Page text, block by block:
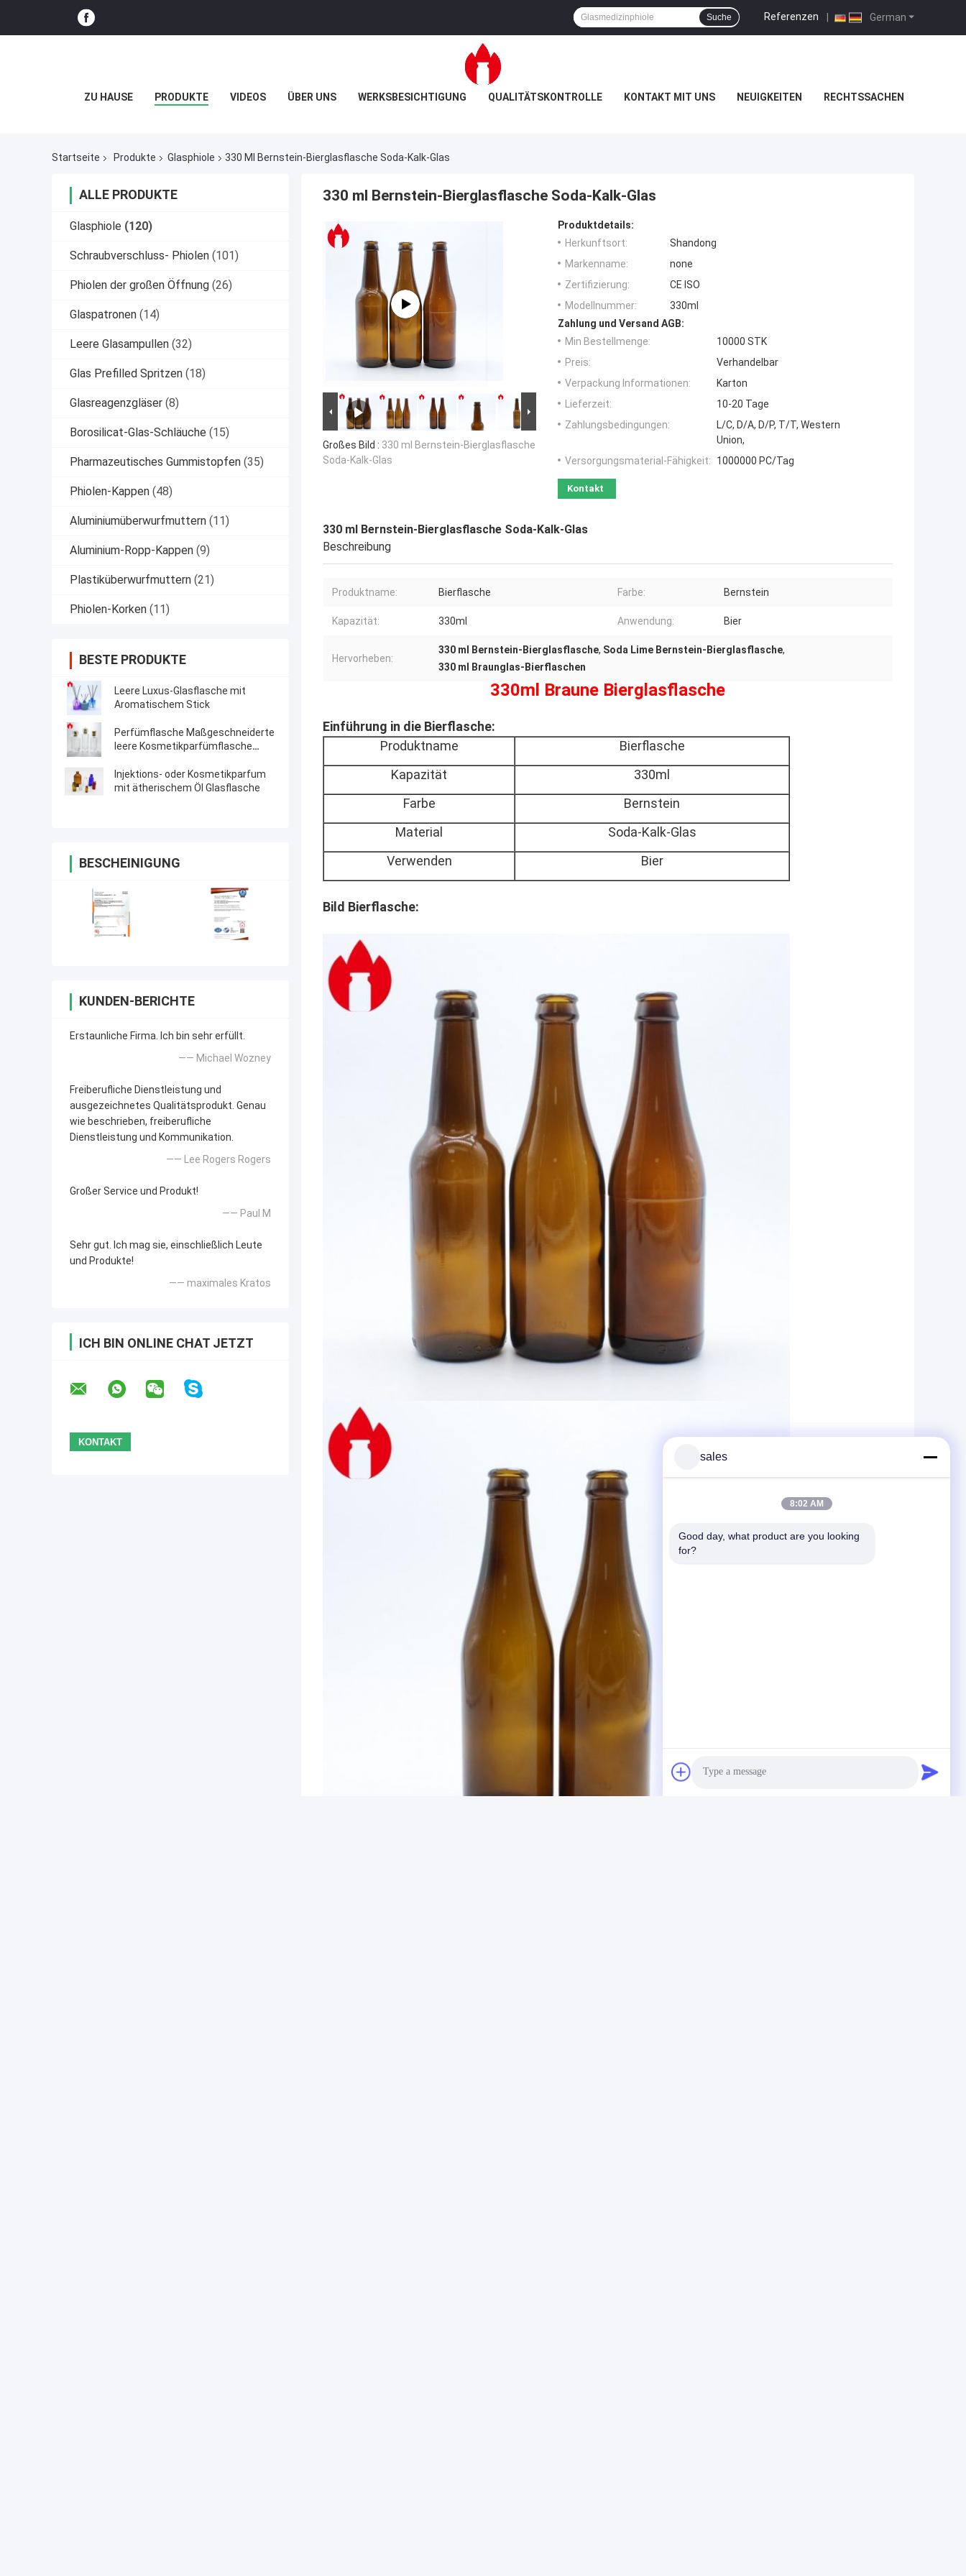
German
Referenzen |
Suche
ZU HAUSE PRODUKTE VIDEOS ÜBER UNS WERKSBESICHTIGUNG QUALITÄTSKONTROLLE KONTAKT MIT UNS NEUIGKEITEN RECHTSSACHEN
Startseite Produkte Glasphiole 330 Ml Bernstein-Bierglasflasche Soda-Kalk-Glas
ALLE PRODUKTE
Glasphiole (120)
Schraubverschluss- Phiolen (101)
Phiolen der großen Öffnung (26)
Glaspatronen (14)
Leere Glasampullen (32)
Glas Prefilled Spritzen (18)
Glasreagenzgläser (8)
Borosilicat-Glas-Schläuche (15)
Pharmazeutisches Gummistopfen (35)
Phiolen-Kappen (48)
Aluminiumüberwurfmuttern (11)
Aluminium-Ropp-Kappen (9)
Plastiküberwurfmuttern (21)
Phiolen-Korken (11)
BESTE PRODUKTE
Leere Luxus-Glasflasche mit
Aromatischem Stick
Perfümflasche Maßgeschneiderte
leere Kosmetikparfümflasche
Injektions- oder Kosmetikparfum
mit ätherischem Öl Glasflasche
BESCHEINIGUNG
KUNDEN-BERICHTE
Erstaunliche Firma. Ich bin sehr erfüllt.
—— Michael Wozney
Freiberufliche Dienstleistung und
ausgezeichnetes Qualitätsprodukt. Genau
wie beschrieben, freiberufliche
Dienstleistung und Kommunikation.
—— Lee Rogers Rogers
Großer Service und Produkt!
—— Paul M
Sehr gut. Ich mag sie, einschließlich Leute
und Produkte!
—— maximales Kratos
ICH BIN ONLINE CHAT JETZT
330 ml Bernstein-Bierglasflasche Soda-Kalk-Glas
Großes Bild : 330 ml Bernstein-Bierglasflasche
Soda-Kalk-Glas
Produktdetails:
Herkunftsort:
Shandong
Markenname:
none
Zertifizierung:
CE ISO
Modellnummer:
330ml
Zahlung und Versand AGB:
Min Bestellmenge:
10000 STK
Preis:
Verhandelbar
Verpackung Informationen:
Karton
Lieferzeit:
10-20 Tage
Zahlungsbedingungen:
L/C, D/A, D/P, T/T, Western
Union,
Versorgungsmaterial-Fähigkeit:
1000000 PC/Tag
Kontakt
330 ml Bernstein-Bierglasflasche Soda-Kalk-Glas
Beschreibung
Produktname: Bierflasche Farbe: Bernstein
Kapazität: 330ml Anwendung: Bier
Hervorheben:
330 ml Bernstein-Bierglasflasche, Soda Lime Bernstein-Bierglasflasche,
330 ml Braunglas-Bierflaschen
330ml Braune Bierglasflasche
Einführung in die Bierflasche:
Produktname
Bierflasche
Kapazität
330ml
Farbe
Bernstein
Material
Soda-Kalk-Glas
Verwenden
Bier
Bild Bierflasche:
sales
8:02 AM
Good day, what product are you looking
for?